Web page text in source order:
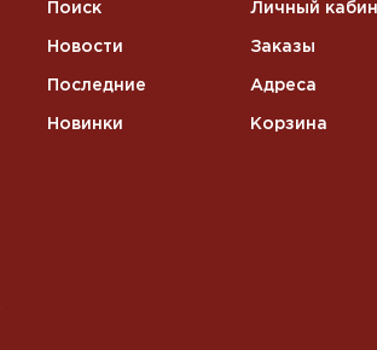
Поиск
Новости
Последние
Новинки
Личный
Заказы
Адреса
Корзина